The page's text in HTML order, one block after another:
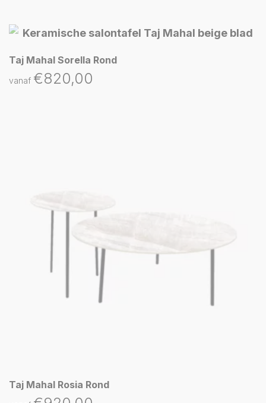
Taj Mahal Sorella Rond
vanaf €820,00
Taj Mahal Rosia Rond